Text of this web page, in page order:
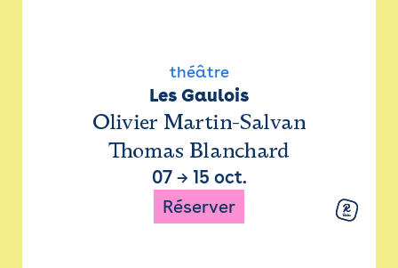
théâtre
Les Gaulois
Olivier Martin-Salvan
Thomas Blanchard
07→ 15 oct.
Réserver